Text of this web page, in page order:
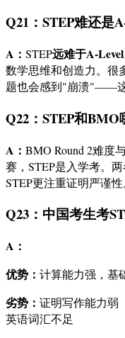
Q21：STEP难还是
A： STEP远难于A-Level
数学思维和创造力。很
题也会感到"崩溃"——这
Q22：STEP和BMO
A： BMO Round 2难度
赛，STEP是入学考。
STEP更注重证明严谨性
Q23：中国考生考
A：
优势： 计算能力强，基
劣势： 证明写作能力弱
英语词汇不足